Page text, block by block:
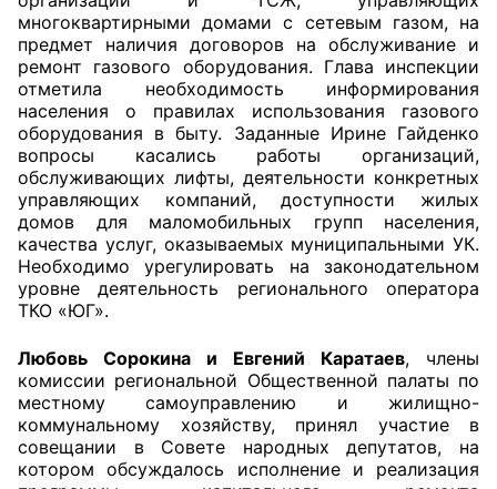
многоквартирными домами с сетевым газом, на
предмет наличия договоров на обслуживание и
ремонт газового оборудования. Глава инспекции
отметила необходимость информирования
населения о правилах использования газового
оборудования в быту. Заданные Ирине Гайденко
вопросы касались работы организаций,
обслуживающих лифты, деятельности конкретных
управляющих компаний, доступности жилых
домов для маломобильных групп населения,
качества услуг, оказываемых муниципальными УК.
Необходимо урегулировать на законодательном
уровне деятельность регионального оператора
ТКО «ЮГ».
Любовь Сорокина и Евгений Каратаев, члены
комиссии региональной Общественной палаты по
местному самоуправлению и жилищно-
коммунальному хозяйству, принял участие в
совещании в Совете народных депутатов, на
котором обсуждалось исполнение и реализация